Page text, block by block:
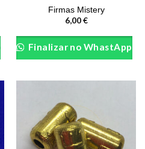
Firmas Mistery
6,00€
product
variants.
options
may
be
chosen
Finalizar no WhastApp